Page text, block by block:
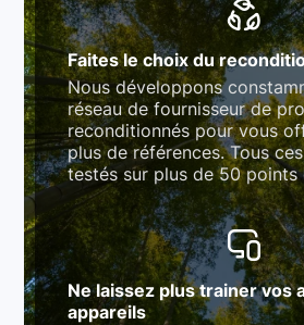
Faites le choix du
Nous développons
réseau de fournisseur de
reconditionnés pour vous
plus de références. Tous
testés sur plus de 50 points
Ne laissez plus trainer vos
appareils